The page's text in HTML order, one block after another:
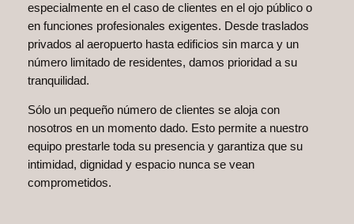
especialmente en el caso de clientes en el ojo público o
en funciones profesionales exigentes. Desde traslados
privados al aeropuerto hasta edificios sin marca y un
número limitado de residentes, damos prioridad a su
tranquilidad.
Sólo un pequeño número de clientes se aloja con
nosotros en un momento dado. Esto permite a nuestro
equipo prestarle toda su presencia y garantiza que su
intimidad, dignidad y espacio nunca se vean
comprometidos.